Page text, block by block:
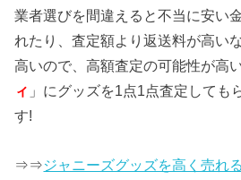
業者選びを間違えると不当に安い
れたり、査定額より返送料が高い
高いので、高額査定の可能性が高
ィ 」にグッズを1点1点査定しても
す!
⇒⇒ジャニーズグッズを高く売れ